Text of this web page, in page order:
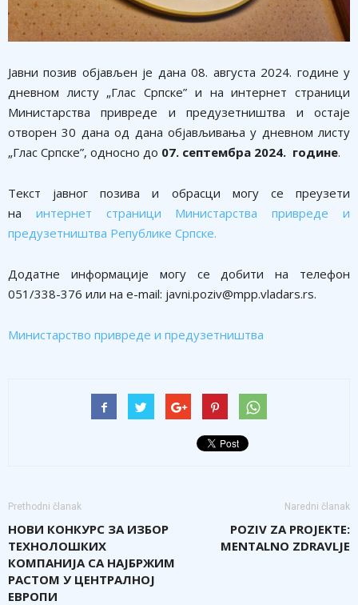
Јавни позив објављен је дана 08. августа 2024. године у
дневном листу „Глас Српске” и на интернет страници
Министарства привреде и предузетништва и остаје
отворен 30 данa од дана објављивања у дневном листу
„Глас Српске”, односно до 07. септембрa 2024. године.
Текст јавног позива и обрасци могу се преузети
на интернет страници Министарства привреде и
предузетништва Републике Српске.
Додатне информације могу се добити на телефон
051/338-376 или на е-mail: javni.poziv@mpp.vladars.rs.
Министарство привреде и предузетништва
Prethodni članak
НОВИ КОНКУРС ЗА ИЗБОР
ТЕХНОЛОШКИХ
КОМПАНИЈА СА НАЈБРЖИМ
РАСТОМ У ЦЕНТРАЛНОЈ
ЕВРОПИ
Naredni članak
POZIV ZA PROJEKTE:
MENTALNO ZDRAVLJE